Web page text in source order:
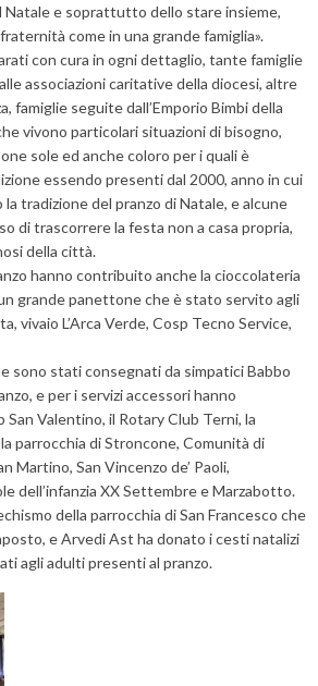
Natale e soprattutto dello stare insieme,
come in una grande famiglia».
con cura in ogni dettaglio, tante famiglie
associazioni caritative della diocesi, altre
famiglie seguite dall’Emporio Bimbi della
vivono particolari situazioni di bisogno,
sole ed anche coloro per i quali è
essendo presenti dal 2000, anno in cui
tradizione del pranzo di Natale, e alcune
di trascorrere la festa non a casa propria,
della città.
hanno contribuito anche la cioccolateria
grande panettone che è stato servito agli
vivaio L’Arca Verde, Cosp Tecno Service,
sono stati consegnati da simpatici Babbo
e per i servizi accessori hanno
Valentino, il Rotary Club Terni, la
parrocchia di Stroncone, Comunità di
Martino, San Vincenzo de’ Paoli,
dell’infanzia XX Settembre e Marzabotto.
della parrocchia di San Francesco che
e Arvedi Ast ha donato i cesti natalizi
agli adulti presenti al pranzo.